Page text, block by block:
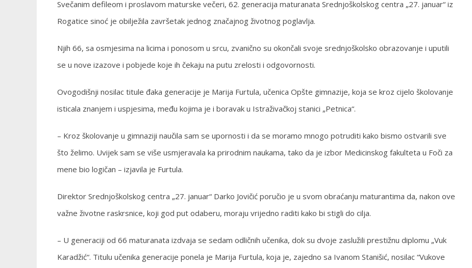
Svečanim defileom i proslavom maturske večeri, 62. generacija maturanata Srednjoškolskog centra „27. januar“ iz
Rogatice sinoć je obilježila završetak jednog značajnog životnog poglavlja.
Njih 66, sa osmjesima na licima i ponosom u srcu, zvanično su okončali svoje srednjoškolsko obrazovanje i uputili
se u nove izazove i pobjede koje ih čekaju na putu zrelosti i odgovornosti.
Ovogodišnji nosilac titule đaka generacije je Marija Furtula, učenica Opšte gimnazije, koja se kroz cijelo školovanje
isticala znanjem i uspjesima, među kojima je i boravak u Istraživačkoj stanici „Petnica“.
– Kroz školovanje u gimnaziji naučila sam se upornosti i da se moramo mnogo potruditi kako bismo ostvarili sve
što želimo. Uvijek sam se više usmjeravala ka prirodnim naukama, tako da je izbor Medicinskog fakulteta u Foči za
mene bio logičan – izjavila je Furtula.
Direktor Srednjoškolskog centra „27. januar“ Darko Jovičić poručio je u svom obraćanju maturantima da, nakon ove
važne životne raskrsnice, koji god put odaberu, moraju vrijedno raditi kako bi stigli do cilja.
– U generaciji od 66 maturanata izdvaja se sedam odličnih učenika, dok su dvoje zaslužili prestižnu diplomu „Vuk
Karadžić“. Titulu učenika generacije ponela je Marija Furtula, koja je, zajedno sa Ivanom Stanišić, nosilac “Vukove